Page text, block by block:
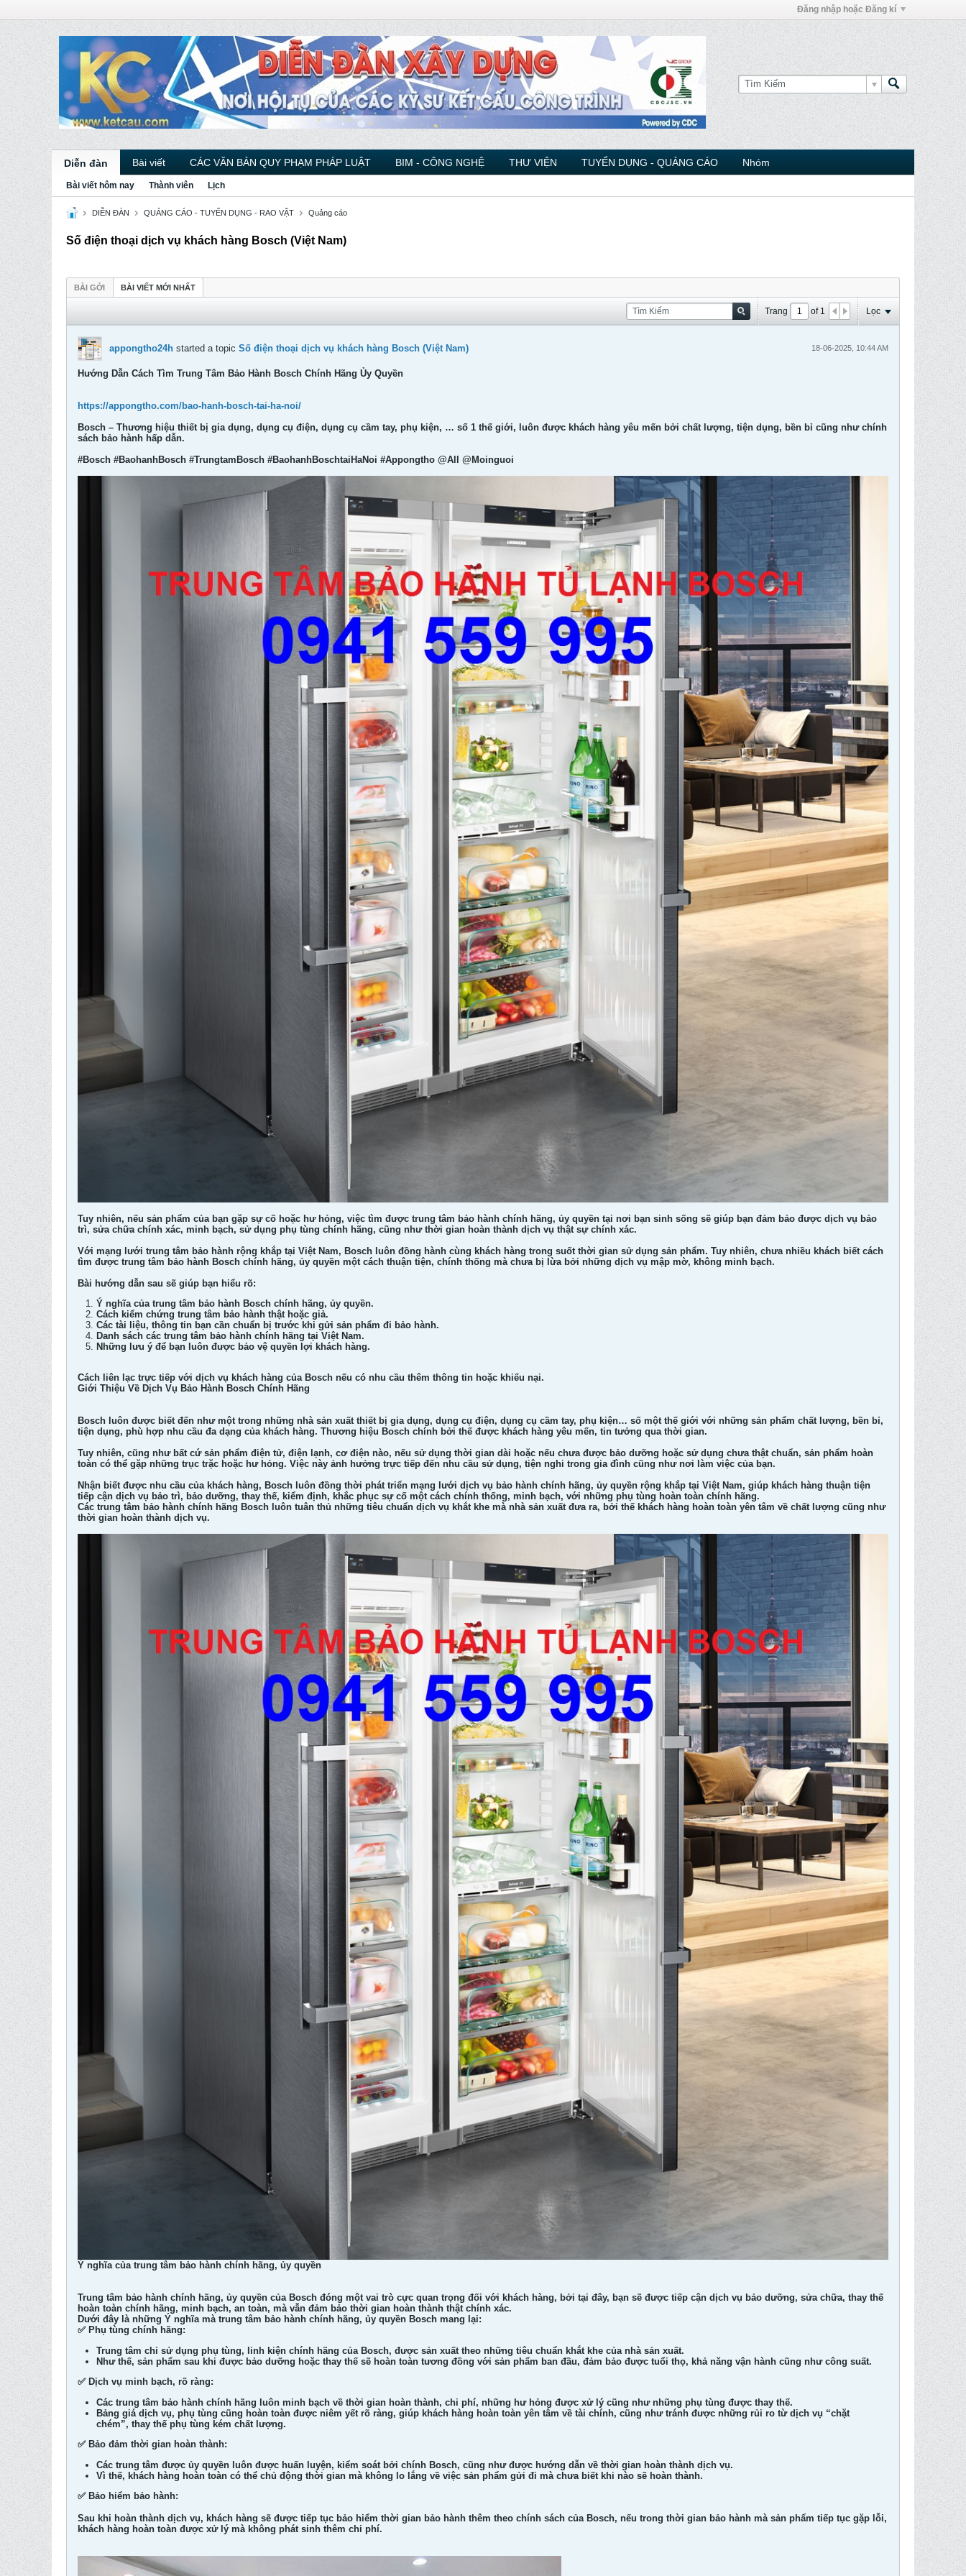
Đăng nhập hoặc Đăng kí
Diễn đàn Bài viết CÁC VĂN BẢN QUY PHẠM PHÁP LUẬT BIM - CÔNG NGHỆ THƯ VIỆN TUYỂN DỤNG - QUẢNG CÁO Nhóm
Bài viết hôm nay Thành viên Lịch
DIỄN ĐÀN QUẢNG CÁO - TUYỂN DỤNG - RAO VẶT Quảng cáo
Số điện thoại dịch vụ khách hàng Bosch (Việt Nam)
BÀI GỞI BÀI VIẾT MỚI NHẤT
Trang of 1 Lọc
appongtho24h started a topic Số điện thoại dịch vụ khách hàng Bosch (Việt Nam) 18-06-2025, 10:44 AM
Hướng Dẫn Cách Tìm Trung Tâm Bảo Hành Bosch Chính Hãng Ủy Quyền
https://appongtho.com/bao-hanh-bosch-tai-ha-noi/
Bosch – Thương hiệu thiết bị gia dụng, dụng cụ điện, dụng cụ cầm tay, phụ kiện, … số 1 thế giới, luôn được khách hàng yêu mến bởi chất lượng, tiện dụng, bền bỉ cũng như chính
sách bảo hành hấp dẫn.
#Bosch #BaohanhBosch #TrungtamBosch #BaohanhBoschtaiHaNoi #Appongtho @All @Moinguoi
Tuy nhiên, nếu sản phẩm của bạn gặp sự cố hoặc hư hỏng, việc tìm được trung tâm bảo hành chính hãng, ủy quyền tại nơi bạn sinh sống sẽ giúp bạn đảm bảo được dịch vụ bảo
trì, sửa chữa chính xác, minh bạch, sử dụng phụ tùng chính hãng, cũng như thời gian hoàn thành dịch vụ thật sự chính xác.
Với mạng lưới trung tâm bảo hành rộng khắp tại Việt Nam, Bosch luôn đồng hành cùng khách hàng trong suốt thời gian sử dụng sản phẩm. Tuy nhiên, chưa nhiều khách biết cách
tìm được trung tâm bảo hành Bosch chính hãng, ủy quyền một cách thuận tiện, chính thống mà chưa bị lừa bởi những dịch vụ mập mờ, không minh bạch.
Bài hướng dẫn sau sẽ giúp bạn hiểu rõ:
Ý nghĩa của trung tâm bảo hành Bosch chính hãng, ủy quyền.
Cách kiểm chứng trung tâm bảo hành thật hoặc giả.
Các tài liệu, thông tin bạn cần chuẩn bị trước khi gửi sản phẩm đi bảo hành.
Danh sách các trung tâm bảo hành chính hãng tại Việt Nam.
Những lưu ý để bạn luôn được bảo vệ quyền lợi khách hàng.
Cách liên lạc trực tiếp với dịch vụ khách hàng của Bosch nếu có nhu cầu thêm thông tin hoặc khiếu nại.
Giới Thiệu Về Dịch Vụ Bảo Hành Bosch Chính Hãng
Bosch luôn được biết đến như một trong những nhà sản xuất thiết bị gia dụng, dụng cụ điện, dụng cụ cầm tay, phụ kiện… số một thế giới với những sản phẩm chất lượng, bền bỉ,
tiện dụng, phù hợp nhu cầu đa dạng của khách hàng. Thương hiệu Bosch chính bởi thế được khách hàng yêu mến, tin tưởng qua thời gian.
Tuy nhiên, cũng như bất cứ sản phẩm điện tử, điện lạnh, cơ điện nào, nếu sử dụng thời gian dài hoặc nếu chưa được bảo dưỡng hoặc sử dụng chưa thật chuẩn, sản phẩm hoàn
toàn có thể gặp những trục trặc hoặc hư hỏng. Việc này ảnh hưởng trực tiếp đến nhu cầu sử dụng, tiện nghi trong gia đình cũng như nơi làm việc của bạn.
Nhận biết được nhu cầu của khách hàng, Bosch luôn đồng thời phát triển mạng lưới dịch vụ bảo hành chính hãng, ủy quyền rộng khắp tại Việt Nam, giúp khách hàng thuận tiện
tiếp cận dịch vụ bảo trì, bảo dưỡng, thay thế, kiểm định, khắc phục sự cố một cách chính thống, minh bạch, với những phụ tùng hoàn toàn chính hãng.
Các trung tâm bảo hành chính hãng Bosch luôn tuân thủ những tiêu chuẩn dịch vụ khắt khe mà nhà sản xuất đưa ra, bởi thế khách hàng hoàn toàn yên tâm về chất lượng cũng như
thời gian hoàn thành dịch vụ.
Ý nghĩa của trung tâm bảo hành chính hãng, ủy quyền
Trung tâm bảo hành chính hãng, ủy quyền của Bosch đóng một vai trò cực quan trọng đối với khách hàng, bởi tại đây, bạn sẽ được tiếp cận dịch vụ bảo dưỡng, sửa chữa, thay thế
hoàn toàn chính hãng, minh bạch, an toàn, mà vẫn đảm bảo thời gian hoàn thành thật chính xác.
Dưới đây là những Ý nghĩa mà trung tâm bảo hành chính hãng, ủy quyền Bosch mang lại:
✅ Phụ tùng chính hãng:
Trung tâm chỉ sử dụng phụ tùng, linh kiện chính hãng của Bosch, được sản xuất theo những tiêu chuẩn khắt khe của nhà sản xuất.
Như thế, sản phẩm sau khi được bảo dưỡng hoặc thay thế sẽ hoàn toàn tương đồng với sản phẩm ban đầu, đảm bảo được tuổi thọ, khả năng vận hành cũng như công suất.
✅ Dịch vụ minh bạch, rõ ràng:
Các trung tâm bảo hành chính hãng luôn minh bạch về thời gian hoàn thành, chi phí, những hư hỏng được xử lý cũng như những phụ tùng được thay thế.
Bảng giá dịch vụ, phụ tùng cũng hoàn toàn được niêm yết rõ ràng, giúp khách hàng hoàn toàn yên tâm về tài chính, cũng như tránh được những rủi ro từ dịch vụ “chặt
chém”, thay thế phụ tùng kém chất lượng.
✅ Bảo đảm thời gian hoàn thành:
Các trung tâm được ủy quyền luôn được huấn luyện, kiểm soát bởi chính Bosch, cũng như được hướng dẫn về thời gian hoàn thành dịch vụ.
Vì thế, khách hàng hoàn toàn có thể chủ động thời gian mà không lo lắng về việc sản phẩm gửi đi mà chưa biết khi nào sẽ hoàn thành.
✅ Bảo hiểm bảo hành:
Sau khi hoàn thành dịch vụ, khách hàng sẽ được tiếp tục bảo hiểm thời gian bảo hành thêm theo chính sách của Bosch, nếu trong thời gian bảo hành mà sản phẩm tiếp tục gặp lỗi,
khách hàng hoàn toàn được xử lý mà không phát sinh thêm chi phí.